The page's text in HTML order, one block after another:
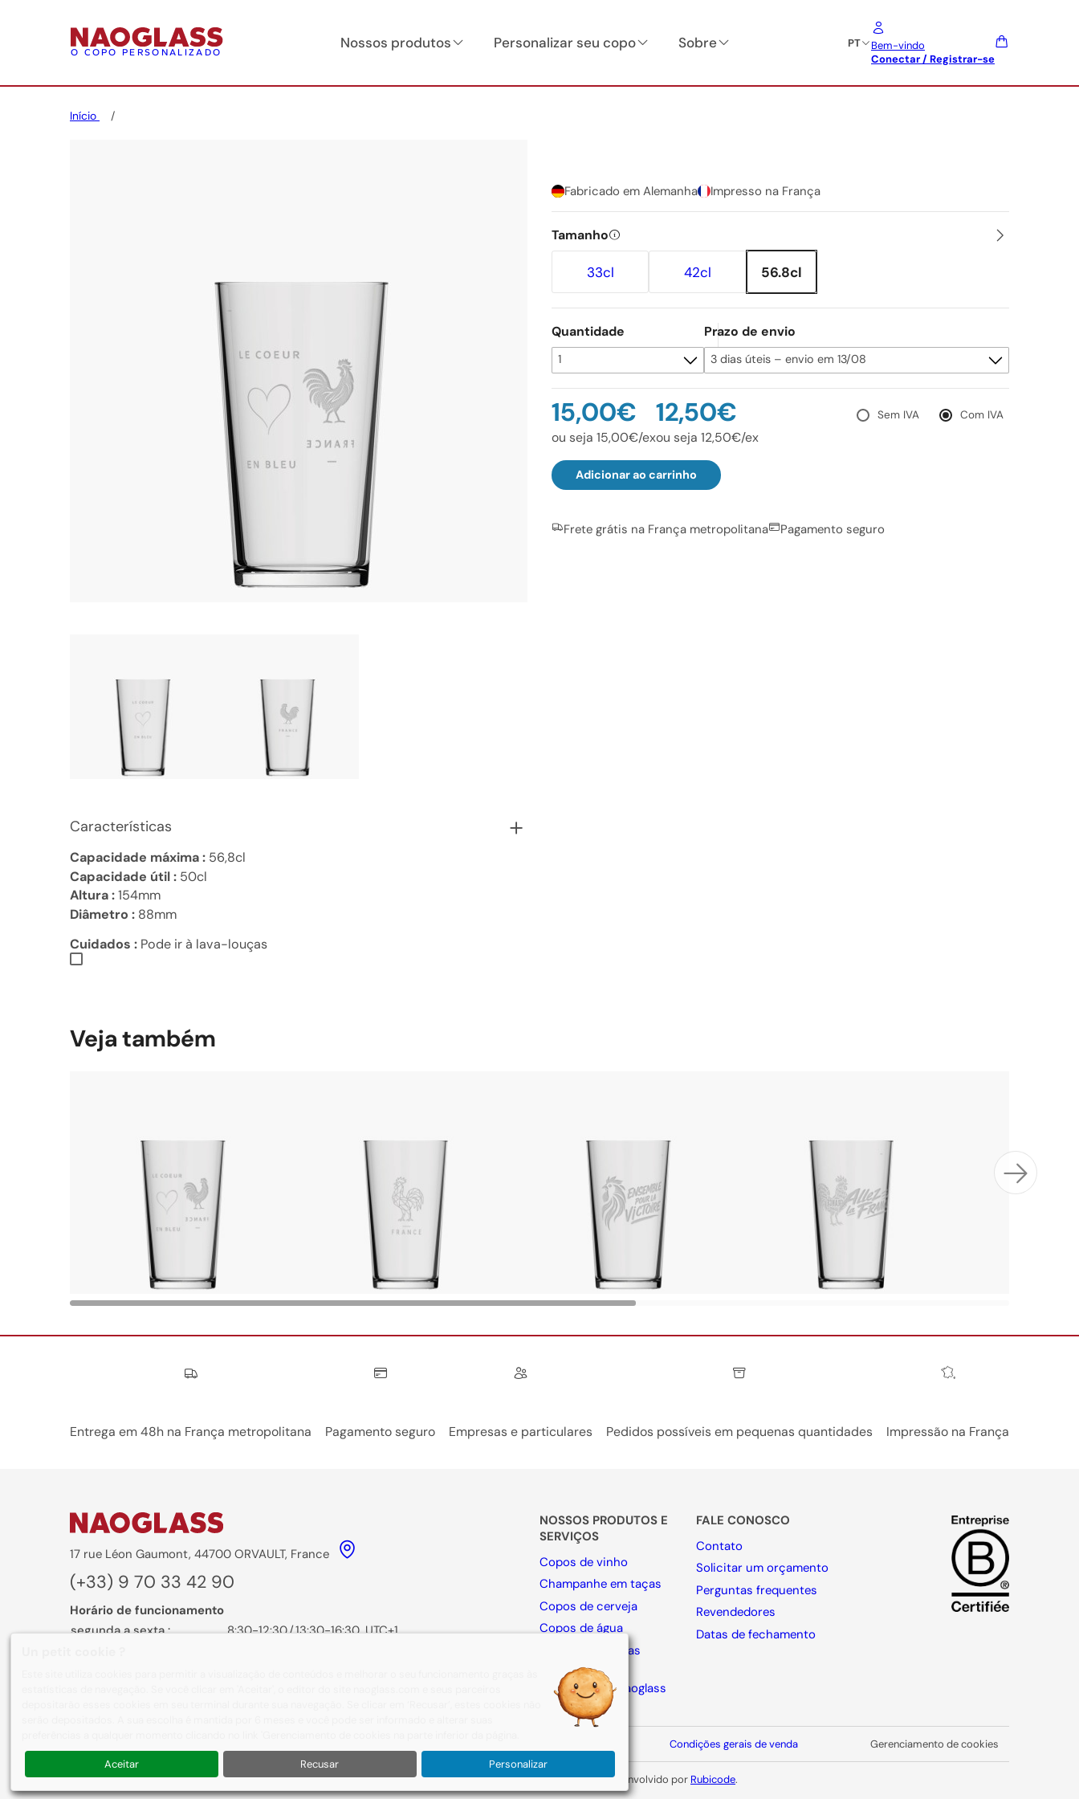
Aceitar Recusar Personalizar
O COPO PERSONALIZADO
Nossos produtos Personalizar seu copo Sobre PT
Bem-vindo
Conectar / Registrar-se
Início
Fabricado em Alemanha Impresso na França
Tamanho
33cl 42cl 56.8cl
Quantidade Prazo de envio
Sem IVA Com IVA
15,00€
ou seja 15,00€/ex
12,50€
ou seja 12,50€/ex
Adicionar ao carrinho
Frete grátis na França metropolitana Pagamento seguro
Características
Capacidade máxima : 56,8cl
Capacidade útil : 50cl
Altura :154mm
Diâmetro : 88mm
Cuidados : Pode ir à lava-louças
Veja também
Nos engagements
Entrega em 48h na França metropolitana Pagamento seguro Empresas e particulares Pedidos possíveis em pequenas quantidades Impressão na França
17 rue Léon Gaumont, 44700 ORVAULT, France
(+33) 9 70 33 42 90
Horário de funcionamento
segunda a sexta :
8:30-12:30/13:30-16:30, UTC+1
NOSSOS PRODUTOS E
SERVIÇOS
Copos de vinho
Champanhe em taças
Copos de cerveja
Copos de água
Copos de bebidas
espirituosas
Collection By Naoglass
FALE CONOSCO
Contato
Solicitar um orçamento
Perguntas frequentes
Revendedores
Datas de fechamento
Condições gerais de venda Gerenciamento de cookies
© 2026 NAOGLASS. Todos os direitos reservados.Site desenvolvido por Rubicode.